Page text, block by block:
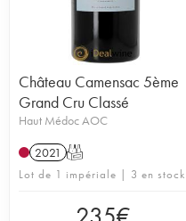
Château Camensac 5ème
Grand Cru Classé
Haut Médoc AOC
2021 T
Lot de 1 impériale | 3 en stock